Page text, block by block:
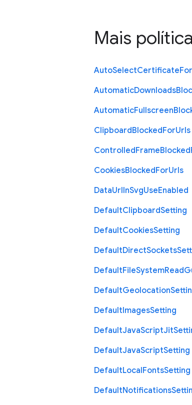
Mais
AutoSelectCertificateFor
AutomaticDownloads
AutomaticFullscreen
ClipboardBlockedForUrls
ControlledFrameBlocked
CookiesBlockedForUrls
DataUrlInSvgUseEnabled
DefaultClipboardSetting
DefaultCookiesSetting
DefaultDirectSockets
DefaultFileSystemRead
DefaultGeolocation
DefaultImagesSetting
DefaultJavaScriptJit
DefaultJavaScriptSetting
DefaultLocalFontsSetting
DefaultNotifications